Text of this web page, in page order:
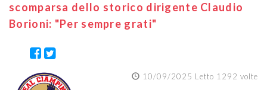
scomparsa dello storico dirigente Claudio
Borioni: "Per sempre grati"
10/09/2025 Letto 1292 volte